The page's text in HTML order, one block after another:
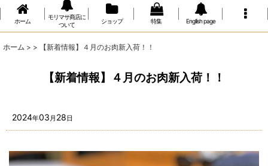
ホーム
モリマサ商店に
ついて
ショップ 特集 Engllish page
ホーム > > 【新着情報】４月のお肉新入荷！！
【新着情報】４月のお肉新入荷！！
2024年03 月 28日